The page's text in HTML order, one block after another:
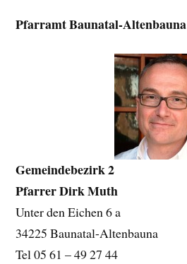
Pfarramt Baunatal-Altenbauna
Gemeindebezirk 2
Pfarrer Dirk Muth
Unter den Eichen 6 a
34225 Baunatal-Altenbauna
Tel 05 61 – 49 27 44